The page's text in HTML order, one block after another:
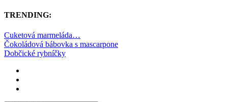
TRENDING:
Cuketová marmeláda…
Čokoládová bábovka s mascarpone
Dobčické rybníčky